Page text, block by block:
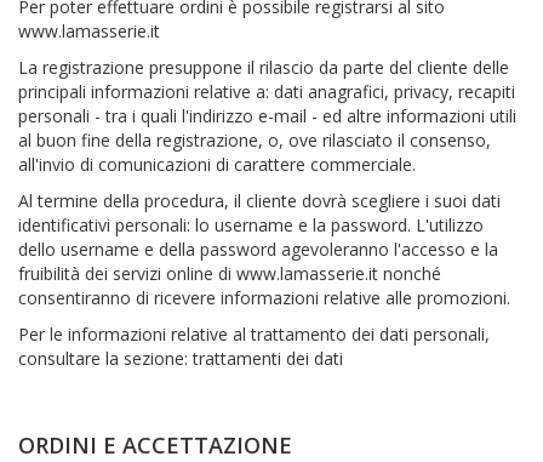
Per poter effettuare ordini è possibile registrarsi al sito
www.lamasserie.it
La registrazione presuppone il rilascio da parte del cliente delle
principali informazioni relative a: dati anagrafici, privacy, recapiti
personali - tra i quali l'indirizzo e-mail - ed altre informazioni utili
al buon fine della registrazione, o, ove rilasciato il consenso,
all'invio di comunicazioni di carattere commerciale.
Al termine della procedura, il cliente dovrà scegliere i suoi dati
identificativi personali: lo username e la password. L'utilizzo
dello username e della password agevoleranno l'accesso e la
fruibilità dei servizi online di www.lamasserie.it nonché
consentiranno di ricevere informazioni relative alle promozioni.
Per le informazioni relative al trattamento dei dati personali,
consultare la sezione: trattamenti dei dati
ORDINI E ACCETTAZIONE